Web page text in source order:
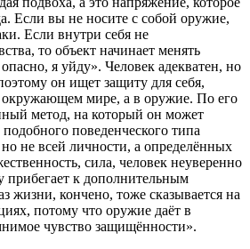
Если вы не носите с собой оружие,
Если внутри себя не
то объект начинает менять
я уйду». Человек адекватен, но
он ищет защиту для себя,
окружающем мире, а в оружие. По его
метод, на который он может
поведенческого типа
не всей личности, а определённых
сила, человек неуверенно
прибегает к дополнительным
жизни, кончено, тоже сказывается на
потому что оружие даёт в
чувство защищённости».